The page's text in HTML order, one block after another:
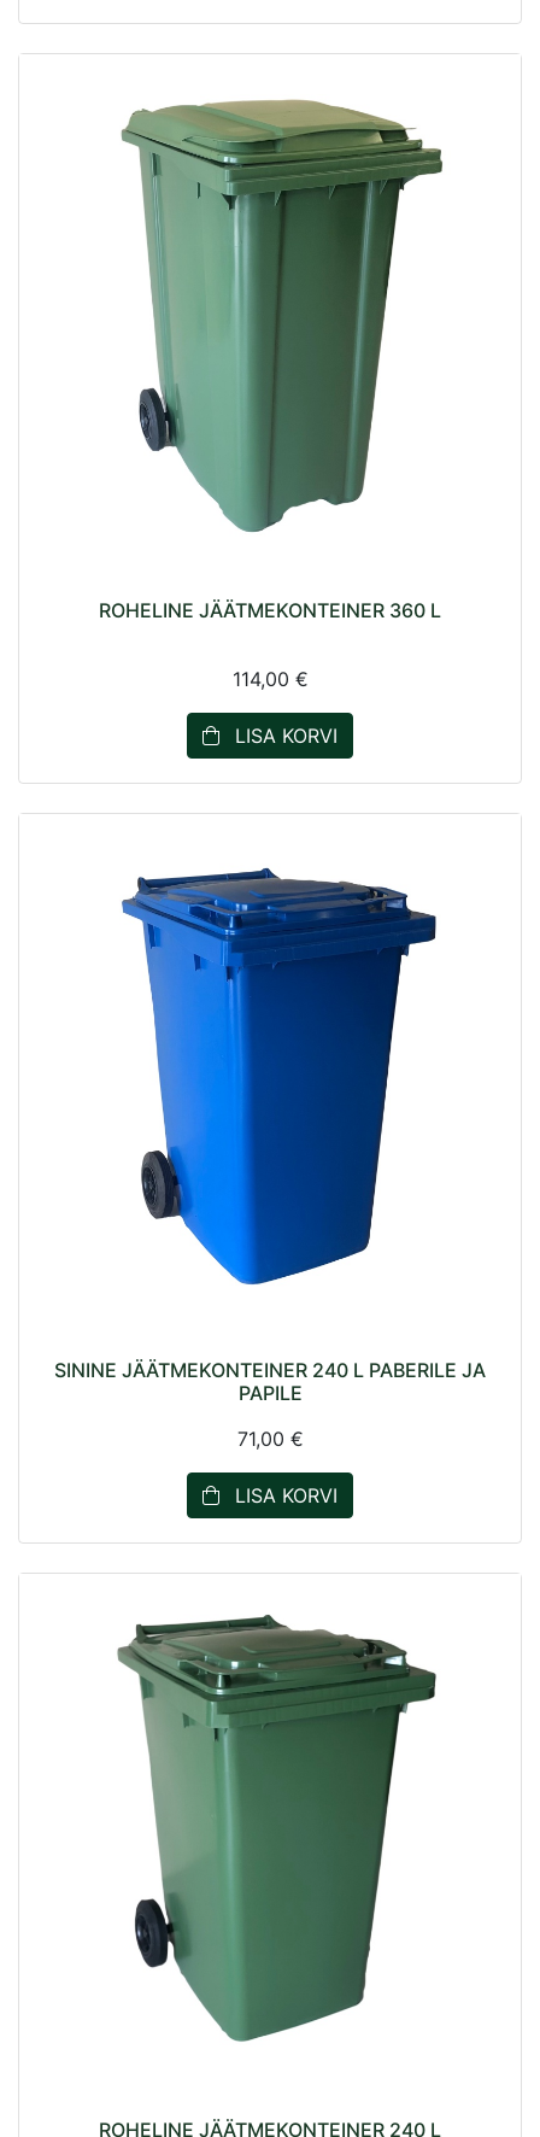
ROHELINE JÄÄTMEKONTEINER 360 L
114,00 €
LISA KORVI
SININE JÄÄTMEKONTEINER 240 L PABERILE JA
PAPILE
71,00 €
LISA KORVI
ROHELINE JÄÄTMEKONTEINER 240 L